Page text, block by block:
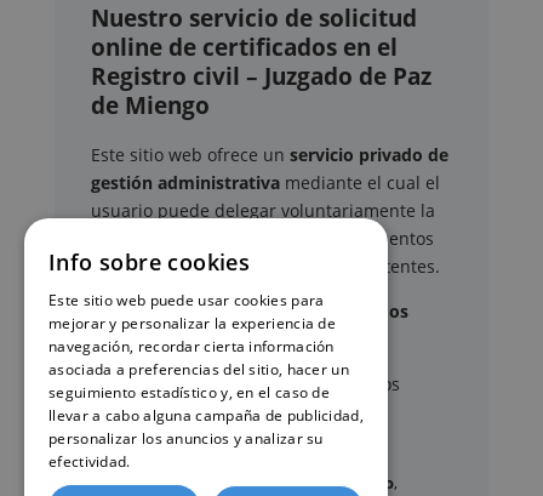
Nuestro servicio de solicitud
online de certificados en el
Registro civil – Juzgado de Paz
de Miengo
Este sitio web ofrece un servicio privado de
gestión administrativa mediante el cual el
usuario puede delegar voluntariamente la
tramitación de determinados documentos
oficiales ante los organismos competentes.
Documentos y trámites que podemos
gestionar
A través de nuestro servicio, podemos
gestionar, entre otros:
Certificados y partidas denacimiento,
Info sobre cookies
Este sitio web puede usar cookies para
mejorar y personalizar la experiencia de
navegación, recordar cierta información
asociada a preferencias del sitio, hacer un
seguimiento estadístico y, en el caso de
llevar a cabo alguna campaña de publicidad,
personalizar los anuncios y analizar su
efectividad.